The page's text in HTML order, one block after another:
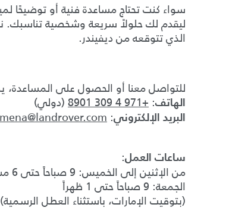
سواء كنت تحتاج مساعدة فنية أو توضيحًا
ليقدم لك حلولاً سريعة وشخصية
الذي تتوقعه من ديفيندر.
للتواصل معنا أو الحصول على المساعدة،
الهاتف:
+971 4 309 8901 (دولي)
البريد الإلكتروني:
ساعات العمل:
من الإثنين إلى الخميس: 9 صباحاً حتى 6 مساءً
الجمعة: 9 صباحاً حتى 1 ظهراً
(بتوقيت الإمارات، باستثناء العطل الرسمية)